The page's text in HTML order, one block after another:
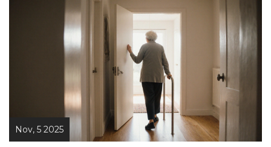
Nov, 5 2025